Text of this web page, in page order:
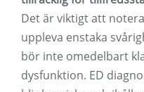
Det är viktigt att
uppleva enstaka
bör inte omedelbart
dysfunktion. ED